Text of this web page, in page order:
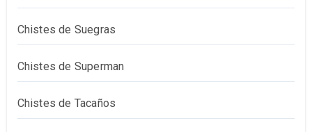
Chistes de Suegras
Chistes de Superman
Chistes de Tacaños